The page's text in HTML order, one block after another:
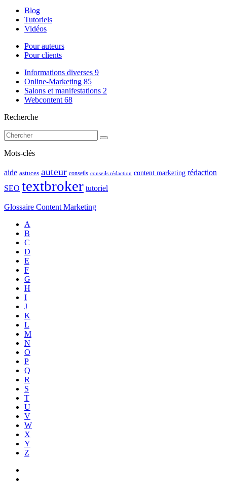
Blog
Tutoriels
Vidéos
Pour auteurs
Pour clients
Informations diverses 9
Online-Marketing 85
Salons et manifestations 2
Webcontent 68
Recherche
Mots-clés
aide astuces auteur conseils conseils rédaction content marketing rédaction
SEO textbroker tutoriel
Glossaire Content Marketing
A
B
C
D
E
F
G
H
I
J
K
L
M
N
O
P
Q
R
S
T
U
V
W
X
Y
Z